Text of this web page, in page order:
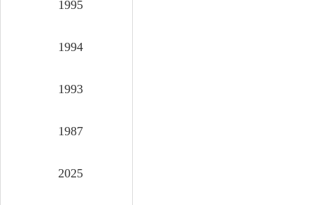
1995
1994
1993
1987
2025